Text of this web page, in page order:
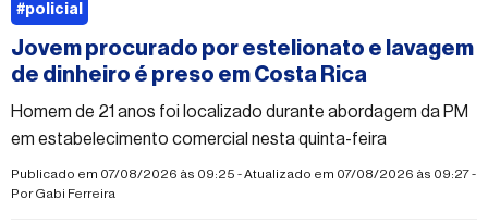
Jovem procurado por estelionato e lavagem
de dinheiro é preso em Costa Rica
Homem de 21 anos foi localizado durante abordagem da PM
em estabelecimento comercial nesta quinta-feira
Publicado em 07/08/2026 às 09:25 - Atualizado em 07/08/2026 às 09:27 -
PorGabi Ferreira
#policial